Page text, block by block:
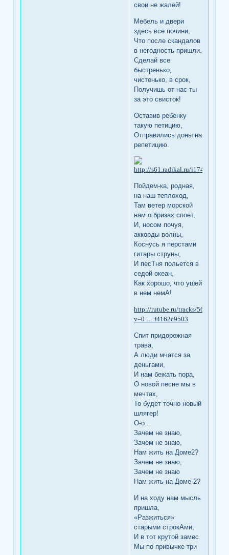
свои не жалей!
Мебель и двери
здесь все почини,
Что после скандалов
в негодность пришли.
Сделай все
быстренько,
чистенько, в срок,
Получишь от нас ты
за это свисток!
Оставив ребенку
такую петицию,
Отправились доны на
репетицию.
Пойдем-ка, родная,
на наш теплоход,
Там ветер морской
нам о бризах споет,
И, носом почуя,
аккорды волны,
Коснусь я перстами
гитары струны,
И песТня польется в
седой океан,
Как хорошо, что ушей
в нем немА!
http://rutube.ru/tracks/
v=0 … f4162c9503
Спит придорожная
трава,
А люди мчатся за
деньгами,
И нам бежать пора,
О новой песне мы в
мечтах,
То будет точно новый
шлягер!
О-о…
Зачем не знаю,
Зачем не знаю,
Нам жить на Доме2?
Зачем не знаю,
Зачем не знаю
Нам жить на Доме-2?
И на ходу нам мысль
пришла,
«Разжиться»
старыми строкАми,
И в тот крутой замес
Мы по привычке три